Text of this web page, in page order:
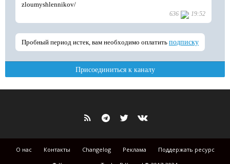
О нас Контакты Changelog Реклама
Поддержать ресурс